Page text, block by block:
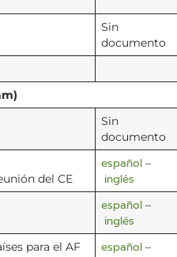
Sin
documento
Sin
documento
del CE
español–
inglés
español–
inglés
para el AF
español–